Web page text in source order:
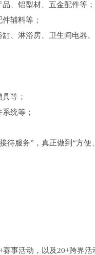
、铝型材、五金配件等；
辅料等；
、淋浴房、卫生间电器、
等；
统等；
待服务”，真正做到“方
事活动，以及20+跨界活